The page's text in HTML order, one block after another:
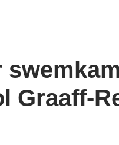
Graaff-